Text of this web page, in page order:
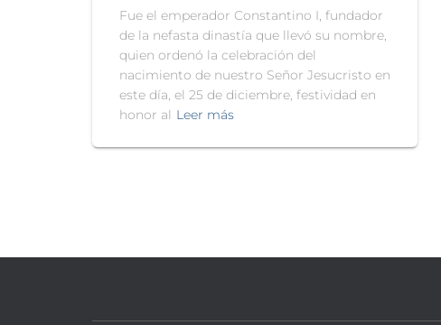
Fue el emperador Constantino I, fundador
de la nefasta dinastía que llevó su nombre,
quien ordenó la celebración del
nacimiento de nuestro Señor Jesucristo en
este día, el 25 de diciembre, festividad en
honor al Leer más